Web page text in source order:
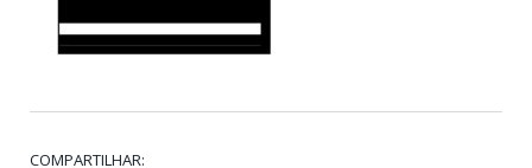
COMPARTILHAR: